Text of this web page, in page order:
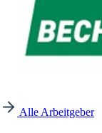
Alle Arbeitgeber